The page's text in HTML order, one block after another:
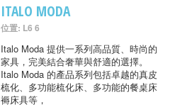
ITALO MODA
位置: L6 6
Italo Moda 提供一系列高品質、時尚的
家具，完美結合奢華與舒適的選擇。
Italo Moda 的產品系列包括卓越的真皮
梳化、多功能梳化床、多功能的餐桌床
褥床具等，